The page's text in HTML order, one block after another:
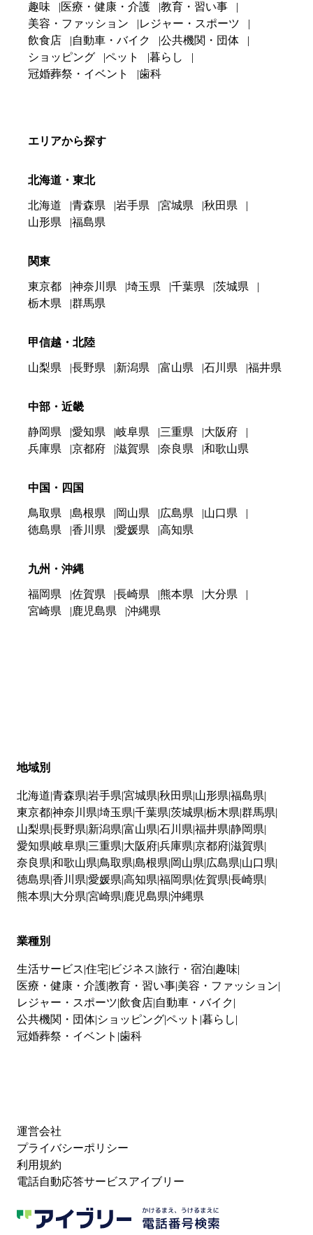
趣味
医療・健康・介護
教育・習い事
美容・ファッション
レジャー・スポーツ
飲食店
自動車・バイク
公共機関・団体
ショッピング
ペット
暮らし
冠婚葬祭・イベント
歯科
エリアから探す
北海道・東北
北海道 青森県 岩手県 宮城県
秋田県
山形県
福島県
関東
東京都 神奈川県 埼玉県 千葉県
茨城県
栃木県
群馬県
甲信越・北陸
山梨県 長野県 新潟県 富山県 石川県 福井県
中部・近畿
静岡県 愛知県 岐阜県 三重県
大阪府
兵庫県
京都府 滋賀県 奈良県 和歌山県
中国・四国
鳥取県 島根県 岡山県 広島県
山口県
徳島県
香川県 愛媛県 高知県
九州・沖縄
福岡県 佐賀県 長崎県 熊本県
大分県
宮崎県
鹿児島県 沖縄県
地域別
北海道 青森県 岩手県 宮城県 秋田県 山形県 福島県
東京都神奈川県 埼玉県 千葉県 茨城県 栃木県 群馬県
山梨県 長野県 新潟県 富山県 石川県 福井県 静岡県
愛知県 岐阜県 三重県 大阪府兵庫県 京都府滋賀県
奈良県 和歌山県 鳥取県 島根県 岡山県 広島県 山口県
徳島県 香川県 愛媛県 高知県 福岡県 佐賀県 長崎県
熊本県 大分県 宮崎県 鹿児島県 沖縄県
業種別
生活サービス 住宅 ビジネス 旅行・宿泊 趣味
医療・健康・介護教育・習い事 美容・ファッション
レジャー・スポーツ 飲食店 自動車・バイク
公共機関・団体 ショッピングペット 暮らし
冠婚葬祭・イベント 歯科
運営会社
プライバシーポリシー
利用規約
電話自動応答サービスアイブリー